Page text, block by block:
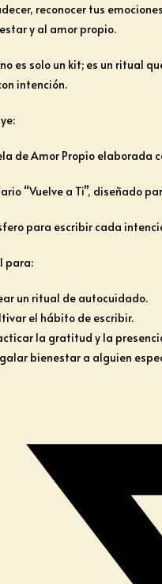
reconocer tus
y al amor propio.
no es solo un kit; es un ritual
intención.
de Amor Propio elaborada
“Vuelve a Ti”, diseñado
para escribir cada
para:
un ritual de autocuidado.
el hábito de escribir.
la gratitud y la
bienestar a alguien